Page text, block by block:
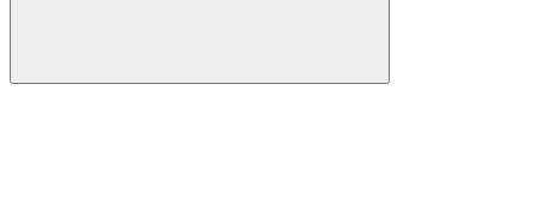
Buscar